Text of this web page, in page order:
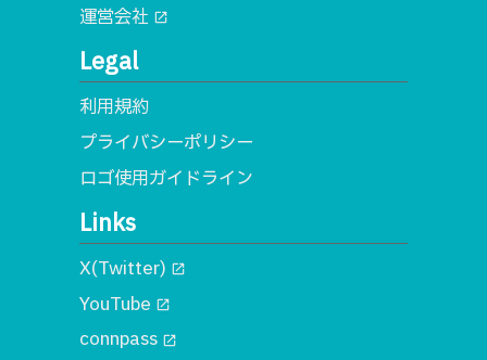
運営会社 open_in_new
Legal
利用規約
プライバシーポリシー
ロゴ使用ガイドライン
Links
X(Twitter) open_in_new
YouTube open_in_new
connpass open_in_new